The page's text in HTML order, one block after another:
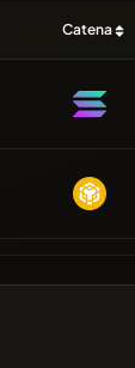
Catena